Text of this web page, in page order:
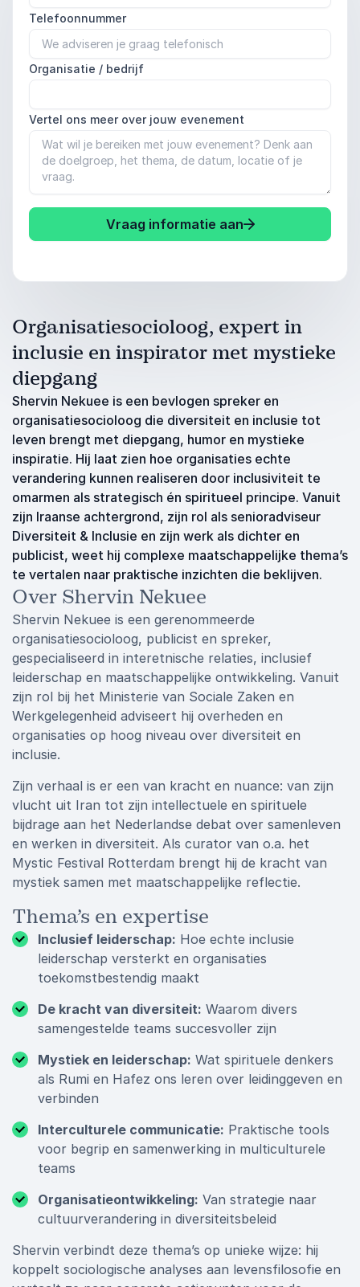
Telefoonnummer
Organisatie / bedrijf
Vertel ons meer over jouw evenement
Vraag informatie aan
Organisatiesocioloog, expert in
inclusie en inspirator met mystieke
diepgang
Shervin Nekuee is een bevlogen spreker en
organisatiesocioloog die diversiteit en inclusie tot
leven brengt met diepgang, humor en mystieke
inspiratie. Hij laat zien hoe organisaties echte
verandering kunnen realiseren door inclusiviteit te
omarmen als strategisch én spiritueel principe. Vanuit
zijn Iraanse achtergrond, zijn rol als senioradviseur
Diversiteit & Inclusie en zijn werk als dichter en
publicist, weet hij complexe maatschappelijke thema’s
te vertalen naar praktische inzichten die beklijven.
Over Shervin Nekuee
Shervin Nekuee is een gerenommeerde
organisatiesocioloog, publicist en spreker,
gespecialiseerd in interetnische relaties, inclusief
leiderschap en maatschappelijke ontwikkeling. Vanuit
zijn rol bij het Ministerie van Sociale Zaken en
Werkgelegenheid adviseert hij overheden en
organisaties op hoog niveau over diversiteit en
inclusie.
Zijn verhaal is er een van kracht en nuance: van zijn
vlucht uit Iran tot zijn intellectuele en spirituele
bijdrage aan het Nederlandse debat over samenleven
en werken in diversiteit. Als curator van o.a. het
Mystic Festival Rotterdam brengt hij de kracht van
mystiek samen met maatschappelijke reflectie.
Thema’s en expertise
Inclusief leiderschap: Hoe echte inclusie
leiderschap versterkt en organisaties
toekomstbestendig maakt
De kracht van diversiteit: Waarom divers
samengestelde teams succesvoller zijn
Mystiek en leiderschap: Wat spirituele denkers
als Rumi en Hafez ons leren over leidinggeven en
verbinden
Interculturele communicatie: Praktische tools
voor begrip en samenwerking in multiculturele
teams
Organisatieontwikkeling: Van strategie naar
cultuurverandering in diversiteitsbeleid
Shervin verbindt deze thema’s op unieke wijze: hij
koppelt sociologische analyses aan levensfilosofie en